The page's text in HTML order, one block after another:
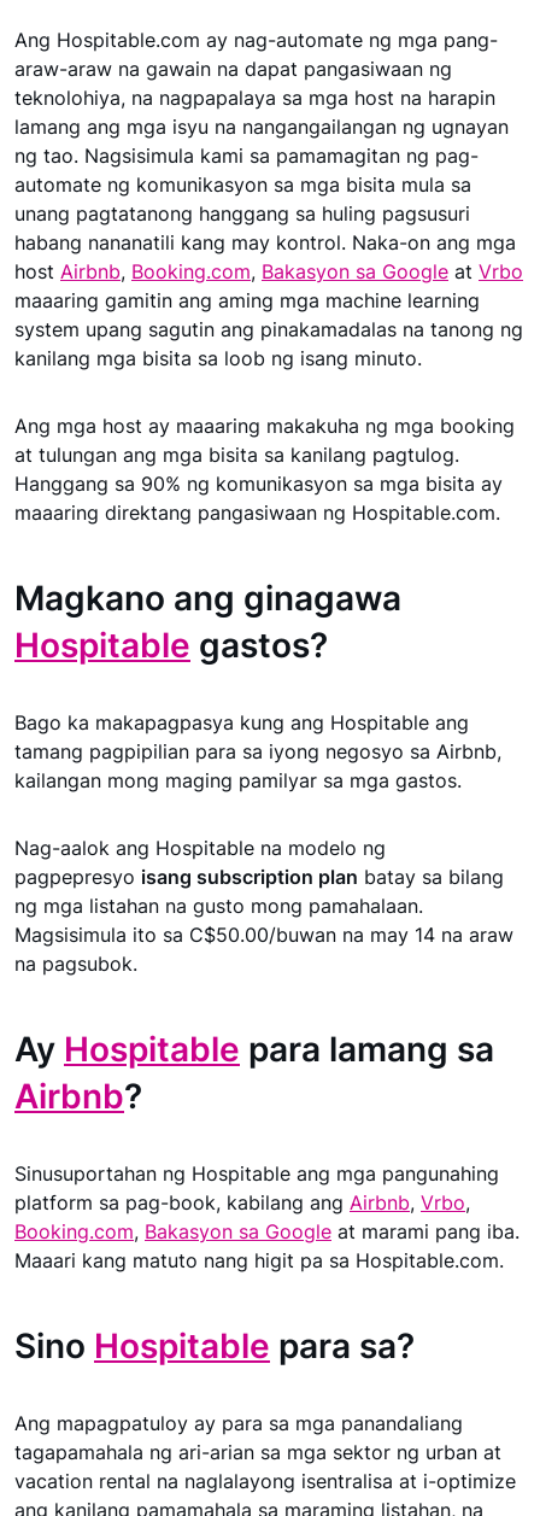
Ang Hospitable.com ay nag-automate ng mga pang-
araw-araw na gawain na dapat pangasiwaan ng
teknolohiya, na nagpapalaya sa mga host na harapin
lamang ang mga isyu na nangangailangan ng ugnayan
ng tao. Nagsisimula kami sa pamamagitan ng pag-
automate ng komunikasyon sa mga bisita mula sa
unang pagtatanong hanggang sa huling pagsusuri
habang nananatili kang may kontrol. Naka-on ang mga
host Airbnb, Booking.com, Bakasyon sa Google at Vrbo
maaaring gamitin ang aming mga machine learning
system upang sagutin ang pinakamadalas na tanong ng
kanilang mga bisita sa loob ng isang minuto.
Ang mga host ay maaaring makakuha ng mga booking
at tulungan ang mga bisita sa kanilang pagtulog.
Hanggang sa 90% ng komunikasyon sa mga bisita ay
maaaring direktang pangasiwaan ng Hospitable.com.
Magkano ang ginagawa
Hospitable gastos?
Bago ka makapagpasya kung ang Hospitable ang
tamang pagpipilian para sa iyong negosyo sa Airbnb,
kailangan mong maging pamilyar sa mga gastos.
Nag-aalok ang Hospitable na modelo ng
pagpepresyo isang subscription plan batay sa bilang
ng mga listahan na gusto mong pamahalaan.
Magsisimula ito sa C$50.00/buwan na may 14 na araw
na pagsubok.
Ay Hospitable para lamang sa
Airbnb?
Sinusuportahan ng Hospitable ang mga pangunahing
platform sa pag-book, kabilang ang Airbnb, Vrbo,
Booking.com, Bakasyon sa Google at marami pang iba.
Maaari kang matuto nang higit pa sa Hospitable.com.
Sino Hospitable para sa?
Ang mapagpatuloy ay para sa mga panandaliang
tagapamahala ng ari-arian sa mga sektor ng urban at
vacation rental na naglalayong isentralisa at i-optimize
ang kanilang pamamahala sa maraming listahan, na